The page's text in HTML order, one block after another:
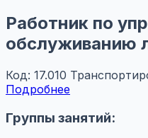
Работник по
обслуживанию
Код: 17.010
Подробнее
Группы занятий: